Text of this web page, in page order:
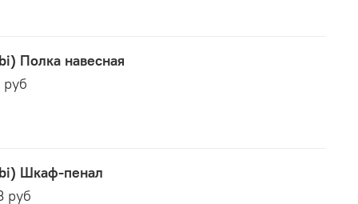
Полка навесная
Шкаф-пенал
руб